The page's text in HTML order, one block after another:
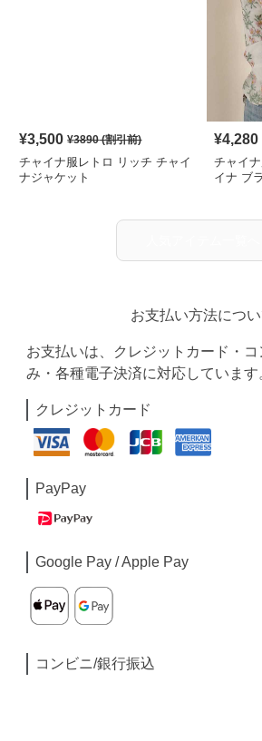
¥3,500 ¥3890(割引前)
チャイナ服レトロ リッチ チャイ
ナジャケット
¥4,280
チャイ
イナ ブ
お支払い方法につ
お支払いは、クレジットカード・
み・各種電子決済に対応しています
クレジットカード
PayPay
Google Pay / Apple Pay
コンビニ/銀行振込